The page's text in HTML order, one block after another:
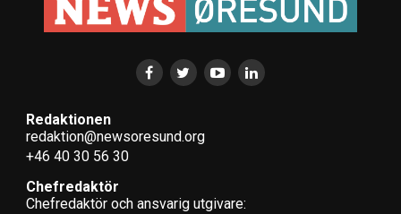
Redaktionen
redaktion@newsoresund.org
+46 40 30 56 30
Chefredaktör
Chefredaktör och ansvarig utgivare: